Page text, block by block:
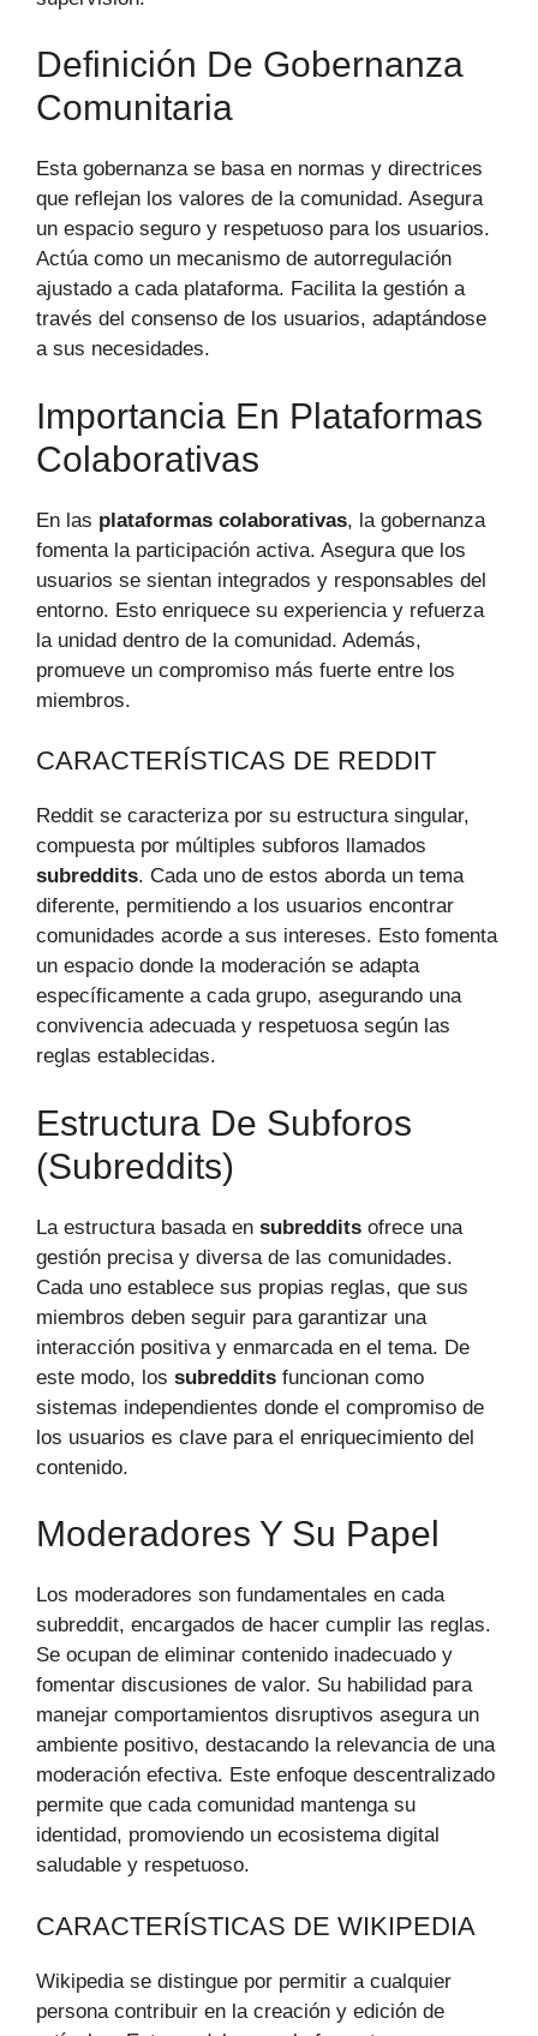
Definición De Gobernanza
Comunitaria
Esta gobernanza se basa en normas y directrices
que reflejan los valores de la comunidad. Asegura
un espacio seguro y respetuoso para los usuarios.
Actúa como un mecanismo de autorregulación
ajustado a cada plataforma. Facilita la gestión a
través del consenso de los usuarios, adaptándose
a sus necesidades.
Importancia En Plataformas
Colaborativas
En las plataformas colaborativas, la gobernanza
fomenta la participación activa. Asegura que los
usuarios se sientan integrados y responsables del
entorno. Esto enriquece su experiencia y refuerza
la unidad dentro de la comunidad. Además,
promueve un compromiso más fuerte entre los
miembros.
CARACTERÍSTICAS DE REDDIT
Reddit se caracteriza por su estructura singular,
compuesta por múltiples subforos llamados
subreddits. Cada uno de estos aborda un tema
diferente, permitiendo a los usuarios encontrar
comunidades acorde a sus intereses. Esto fomenta
un espacio donde la moderación se adapta
específicamente a cada grupo, asegurando una
convivencia adecuada y respetuosa según las
reglas establecidas.
Estructura De Subforos
(subreddits)
La estructura basada en subreddits ofrece una
gestión precisa y diversa de las comunidades.
Cada uno establece sus propias reglas, que sus
miembros deben seguir para garantizar una
interacción positiva y enmarcada en el tema. De
este modo, los subreddits funcionan como
sistemas independientes donde el compromiso de
los usuarios es clave para el enriquecimiento del
contenido.
Moderadores Y Su Papel
Los moderadores son fundamentales en cada
subreddit, encargados de hacer cumplir las reglas.
Se ocupan de eliminar contenido inadecuado y
fomentar discusiones de valor. Su habilidad para
manejar comportamientos disruptivos asegura un
ambiente positivo, destacando la relevancia de una
moderación efectiva. Este enfoque descentralizado
permite que cada comunidad mantenga su
identidad, promoviendo un ecosistema digital
saludable y respetuoso.
CARACTERÍSTICAS DE WIKIPEDIA
Wikipedia se distingue por permitir a cualquier
persona contribuir en la creación y edición de